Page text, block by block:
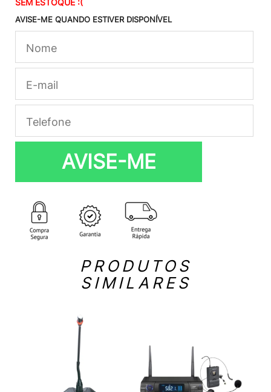
SEM ESTOQUE :(
AVISE-ME QUANDO ESTIVER DISPONÍVEL
AVISE-ME
PRODUTOS
SIMILARES